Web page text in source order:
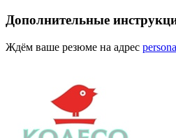
Дополнительные
Ждём ваше резюме на адрес